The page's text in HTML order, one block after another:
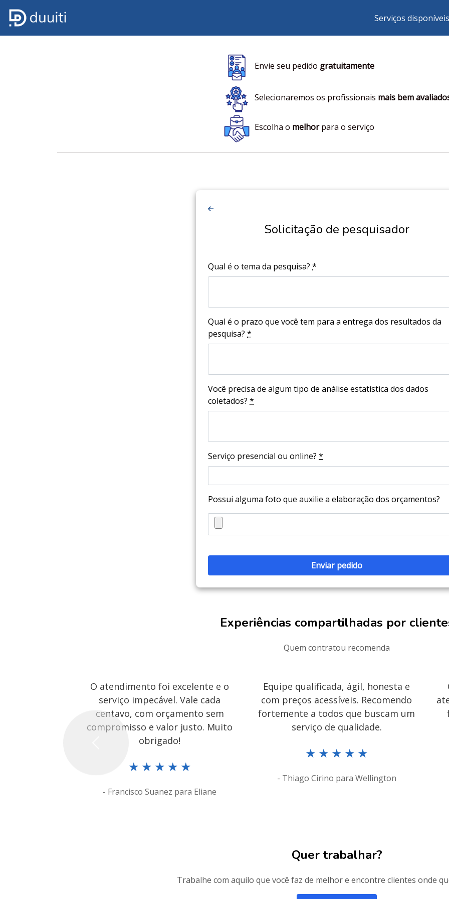
Serviços disponíveis
Envie seu pedido gratuitamente
Selecionaremos os profissionais mais bem
Escolha o melhorpara o serviço
Solicitação de pesquisador
Qual é o tema da pesquisa? *
Qual é o prazo que você tem para a entrega dos resultados da
pesquisa? *
Você precisa de algum tipo de análise estatística dos dados
coletados? *
Serviço presencial ou online? *
Possui alguma foto que auxilie a elaboração dos orçamentos?
Experiências compartilhadas por
Quem contratou recomenda
O atendimento foi excelente e o
serviço impecável. Vale cada
centavo, com orçamento sem
compromisso e valor justo. Muito
obrigado!
★ ★ ★ ★ ★
- Francisco Suanez para Eliane
Equipe qualificada, ágil, honesta e
com preços acessíveis. Recomendo
fortemente a todos que buscam um
serviço de qualidade.
★ ★ ★ ★ ★
- Thiago Cirino para Wellington
Quer trabalhar?
Trabalhe com aquilo que você faz de melhor e encontre clientes onde